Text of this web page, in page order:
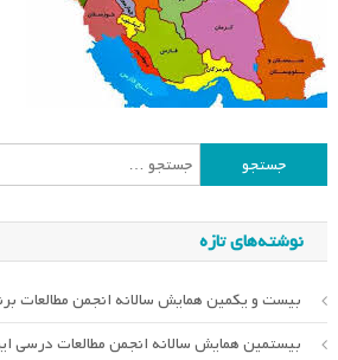
جستجو
برای:
نوشته‌های تازه
بیست و یکمین همایش سالانه انجمن مطالعات
بیستمین همایش سالانه انجمن مطالعات درسی